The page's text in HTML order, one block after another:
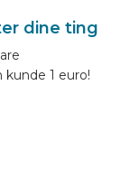
dine ting
1 euro!